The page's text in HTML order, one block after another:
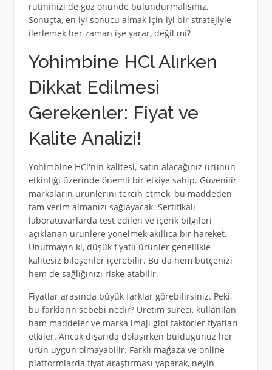
rutininizi de göz önünde bulundurmalısınız.
Sonuçta, en iyi sonucu almak için iyi bir stratejiyle
ilerlemek her zaman işe yarar, değil mi?
Yohimbine HCl Alırken
Dikkat Edilmesi
Gerekenler: Fiyat ve
Kalite Analizi!
Yohimbine HCl'nin kalitesi, satın alacağınız ürünün
etkinliği üzerinde önemli bir etkiye sahip. Güvenilir
markaların ürünlerini tercih etmek, bu maddeden
tam verim almanızı sağlayacak. Sertifikalı
laboratuvarlarda test edilen ve içerik bilgileri
açıklanan ürünlere yönelmek akıllıca bir hareket.
Unutmayın ki, düşük fiyatlı ürünler genellikle
kalitesiz bileşenler içerebilir. Bu da hem bütçenizi
hem de sağlığınızı riske atabilir.
Fiyatlar arasında büyük farklar görebilirsiniz. Peki,
bu farkların sebebi nedir? Üretim süreci, kullanılan
ham maddeler ve marka imajı gibi faktörler fiyatları
etkiler. Ancak dışarıda dolaşırken bulduğunuz her
ürün uygun olmayabilir. Farklı mağaza ve online
platformlarda fiyat araştırması yaparak, neyin